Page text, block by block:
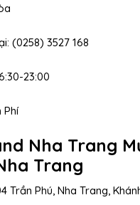
(0258) 3527 168
23:00
Phí
Nha Trang
Trang
Trần Phú, Nha Trang,